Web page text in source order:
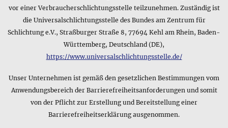
Wie lautet die Kurzfassung der Größenangaben für das
Produkt Glänzende Vielfalt • Babykette?
Folgendermaßen lautet der Kurzeintrag im Datenblatt zum
Produkt Glänzende Vielfalt • Babykette bezüglich seiner
Größe - genauere Angaben finden Sie wie immer weiter oben
im Detailbereich auf dieser Produktseite: ca. 32,0 x 0,5 x 0,5
vor einer Verbraucherschlichtungsstelle teilzunehmen. Zuständig ist
die Universalschlichtungsstelle des Bundes am Zentrum für
Schlichtung e.V., Straßburger Straße 8, 77694 Kehl am Rhein, Baden-
Württemberg, Deutschland (DE),
https://www.universalschlichtungsstelle.de/
Unser Unternehmen ist gemäß den gesetzlichen Bestimmungen vom
Anwendungsbereich der Barrierefreiheitsanforderungen und somit
von der Pflicht zur Erstellung und Bereitstellung einer
Barrierefreiheitserklärung ausgenommen.